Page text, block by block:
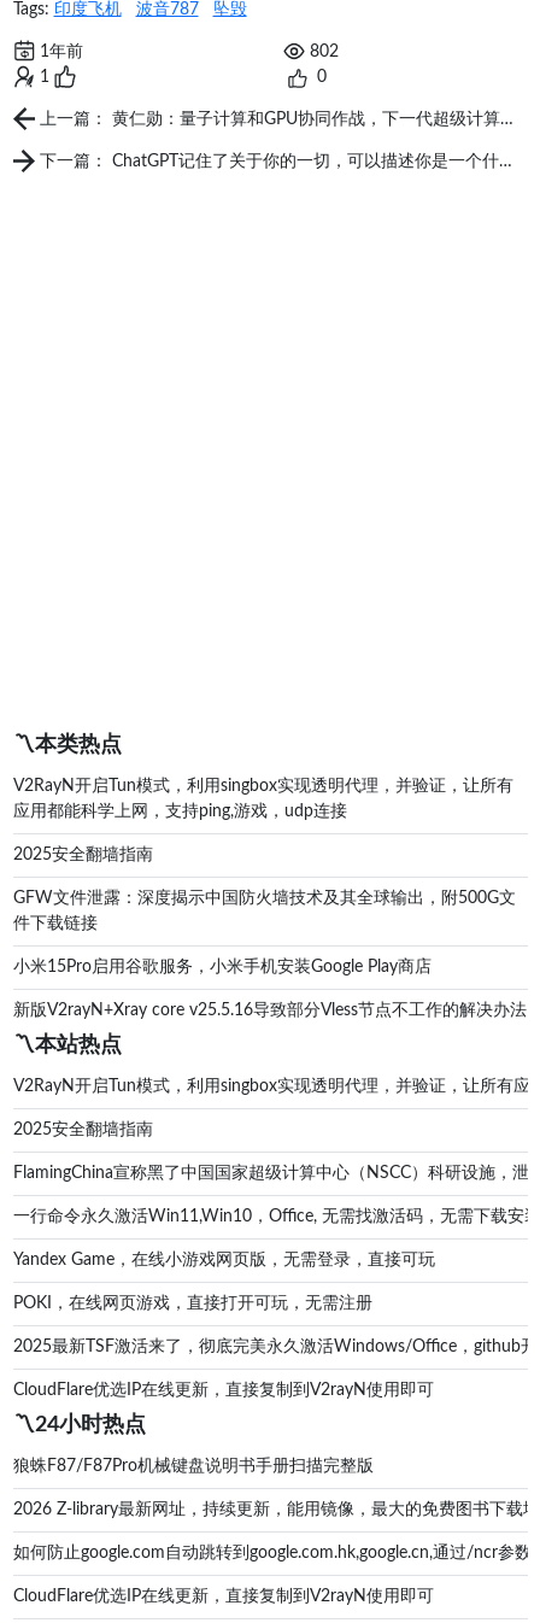
Tags: 印度飞机 波音787 坠毁
1年前
802
1
0
上一篇： 黄仁勋：量子计算和GPU协同作战，下一代超级计算来了
下一篇： ChatGPT记住了关于你的一切，可以描述你是一个什么样的人
〽️本类热点
V2RayN开启Tun模式，利用singbox实现透明代理，并验证，让所有
应用都能科学上网，支持ping,游戏，udp连接
2025安全翻墙指南
GFW文件泄露：深度揭示中国防火墙技术及其全球输出，附500G文
件下载链接
小米15Pro启用谷歌服务，小米手机安装Google Play商店
新版V2rayN+Xray core v25.5.16导致部分Vless节点不工作的解决办法
〽️本站热点
V2RayN开启Tun模式，利用singbox实现透明代理，并验证，让所有
2025安全翻墙指南
FlamingChina宣称黑了中国国家超级计算中心（NSCC）科研设施，
一行命令永久激活Win11,Win10，Office, 无需找激活码，无需下载安
Yandex Game，在线小游戏网页版，无需登录，直接可玩
POKI，在线网页游戏，直接打开可玩，无需注册
2025最新TSF激活来了，彻底完美永久激活Windows/Office，github
CloudFlare优选IP在线更新，直接复制到V2rayN使用即可
〽️24小时热点
狼蛛F87/F87Pro机械键盘说明书手册扫描完整版
2026 Z-library最新网址，持续更新，能用镜像，最大的免费图书下载
如何防止google.com自动跳转到google.com.hk,google.cn,通过/ncr参数
CloudFlare优选IP在线更新，直接复制到V2rayN使用即可